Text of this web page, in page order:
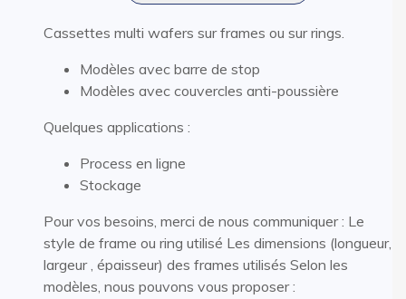
Cassettes multi wafers sur frames ou sur rings.
Modèles avec barre de stop
Modèles avec couvercles anti-poussière
Quelques applications :
Process en ligne
Stockage
Pour vos besoins, merci de nous communiquer : Le
style de frame ou ring utilisé Les dimensions (longueur,
largeur , épaisseur) des frames utilisés Selon les
modèles, nous pouvons vous proposer :